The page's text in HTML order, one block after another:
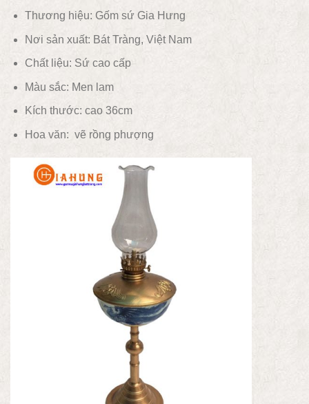
Thương hiệu: Gốm sứ Gia Hưng
Nơi sản xuất: Bát Tràng, Việt Nam
Chất liệu: Sứ cao cấp
Màu sắc: Men lam
Kích thước: cao 36cm
Hoa văn: vẽ rồng phượng